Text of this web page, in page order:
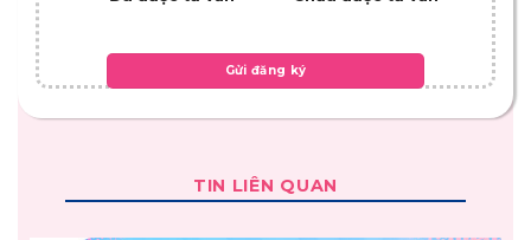
TIN LIÊN QUAN